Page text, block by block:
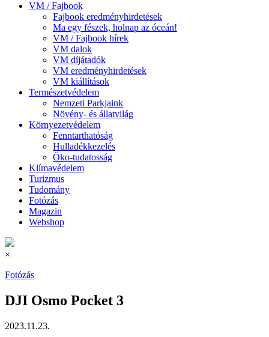
VM / Fajbook
Fajbook eredményhirdetések
Ma egy fészek, holnap az óceán!
VM / Fajbook hírek
VM dalok
VM díjátadók
VM eredményhirdetések
VM kiállítások
Természetvédelem
Nemzeti Parkjaink
Növény- és állatvilág
Környezetvédelem
Fenntarthatóság
Hulladékkezelés
Öko-tudatosság
Klímavédelem
Turizmus
Tudomány
Fotózás
Magazin
Webshop
×
Fotózás
DJI Osmo Pocket 3
2023.11.23.